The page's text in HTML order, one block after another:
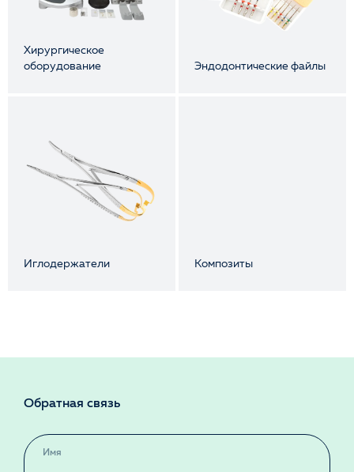
Хирургическое
оборудование
Эндодонтические файлы
Иглодержатели Композиты
Обратная связь